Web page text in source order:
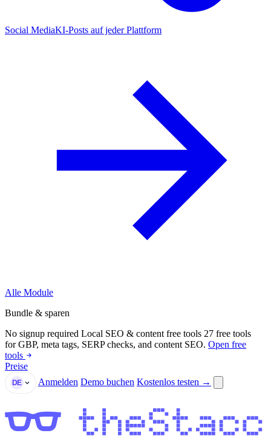
Social MediaKI-Posts auf jeder Plattform
Alle Module
Bundle & sparen
No signup required Local SEO & content free tools 27 free tools
for GBP, meta tags, SERP checks, and content SEO. Open free
tools
Preise
DE Anmelden Demo buchen Kostenlos testen →